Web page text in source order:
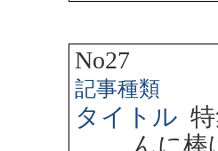
No27
記事種類
タイトル
んに